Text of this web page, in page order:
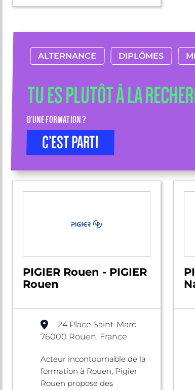
ALTERNANCE DIPLÔMES
TU ES PLUTÔT À LA
D’UNE FORMATION ?
C’EST PARTI
PIGIER Rouen - PIGIER
Rouen
24 Place Saint-Marc,
76000 Rouen, France
Acteur incontournable de la
formation à Rouen, Pigier
Rouen propose des